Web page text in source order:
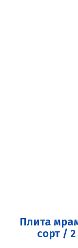
Плита
сорт /